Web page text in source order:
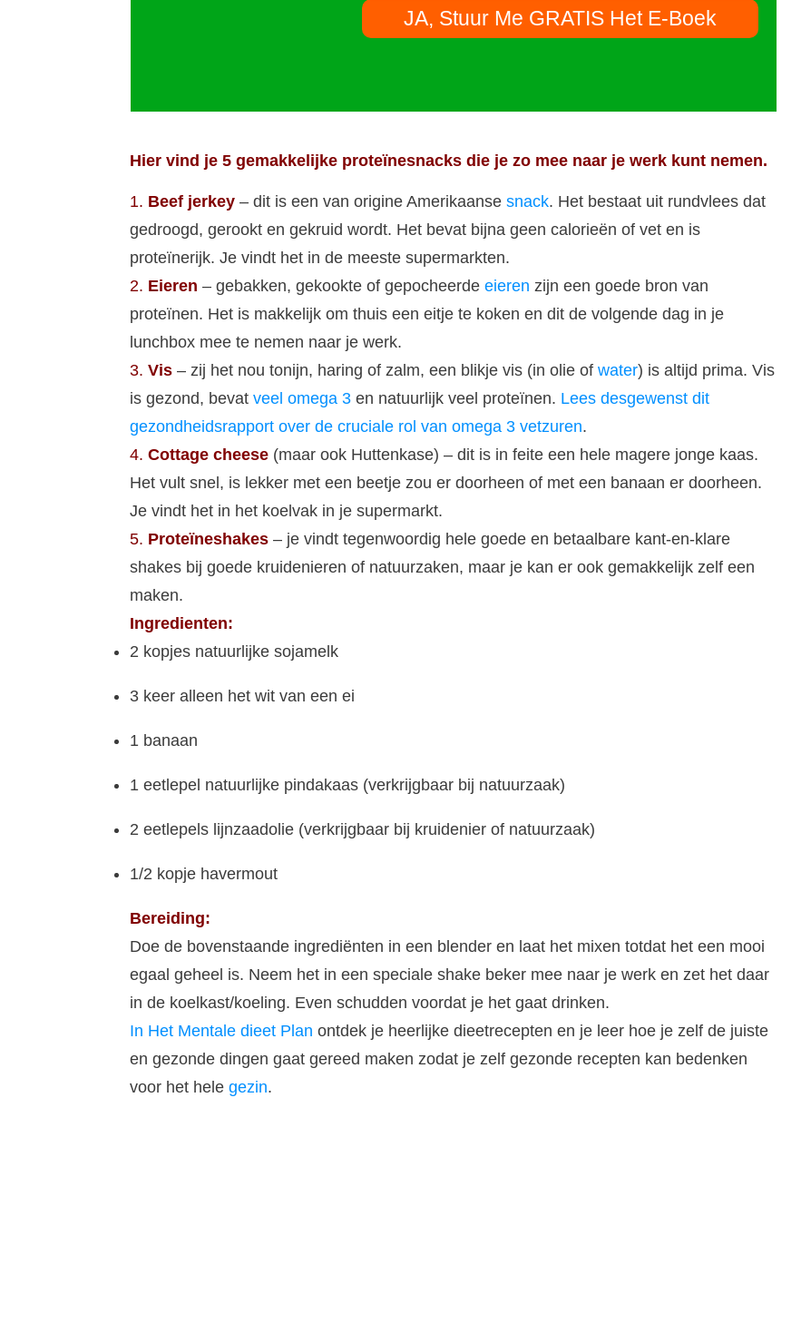
JA, Stuur Me GRATIS Het E-Boek
Hier vind je 5 gemakkelijke proteïnesnacks die je zo mee naar je werk kunt nemen.
1. Beef jerkey – dit is een van origine Amerikaanse snack. Het bestaat uit rundvlees dat
gedroogd, gerookt en gekruid wordt. Het bevat bijna geen calorieën of vet en is
proteïnerijk. Je vindt het in de meeste supermarkten.
2. Eieren – gebakken, gekookte of gepocheerde eieren zijn een goede bron van
proteïnen. Het is makkelijk om thuis een eitje te koken en dit de volgende dag in je
lunchbox mee te nemen naar je werk.
3. Vis – zij het nou tonijn, haring of zalm, een blikje vis (in olie of water) is altijd prima. Vis
is gezond, bevat veel omega 3 en natuurlijk veel proteïnen. Lees desgewenst dit
gezondheidsrapport over de cruciale rol van omega 3 vetzuren.
4. Cottage cheese (maar ook Huttenkase) – dit is in feite een hele magere jonge kaas.
Het vult snel, is lekker met een beetje zou er doorheen of met een banaan er doorheen.
Je vindt het in het koelvak in je supermarkt.
5. Proteïneshakes – je vindt tegenwoordig hele goede en betaalbare kant-en-klare
shakes bij goede kruidenieren of natuurzaken, maar je kan er ook gemakkelijk zelf een
maken.
Ingredienten:
2 kopjes natuurlijke sojamelk
3 keer alleen het wit van een ei
1 banaan
1 eetlepel natuurlijke pindakaas (verkrijgbaar bij natuurzaak)
2 eetlepels lijnzaadolie (verkrijgbaar bij kruidenier of natuurzaak)
1/2 kopje havermout
Bereiding:
Doe de bovenstaande ingrediënten in een blender en laat het mixen totdat het een mooi
egaal geheel is. Neem het in een speciale shake beker mee naar je werk en zet het daar
in de koelkast/koeling. Even schudden voordat je het gaat drinken.
In Het Mentale dieet Plan ontdek je heerlijke dieetrecepten en je leer hoe je zelf de juiste
en gezonde dingen gaat gereed maken zodat je zelf gezonde recepten kan bedenken
voor het hele gezin.